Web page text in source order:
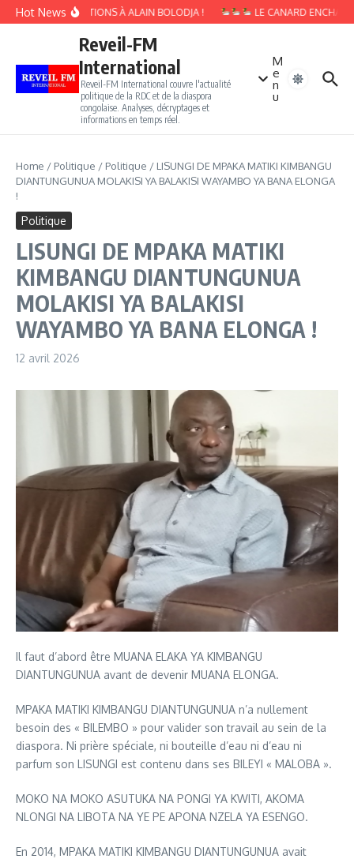
Aller au contenu
Hot News10 QUESTIONS À ALAIN BOLODJA ! LE CANARD ENCHAINÉ :
Reveil-FM
International
Reveil-FM International couvre l'actualité
politique de la RDC et de la diaspora
congolaise. Analyses, décryptages et
informations en temps réel.
M
e
n
u
Home / Politique / Politique / LISUNGI DE MPAKA MATIKI KIMBANGU
DIANTUNGUNUA MOLAKISI YA BALAKISI WAYAMBO YA BANA ELONGA
!
Politique
LISUNGI DE MPAKA MATIKI
KIMBANGU DIANTUNGUNUA
MOLAKISI YA BALAKISI
WAYAMBO YA BANA ELONGA !
12 avril 2026
Il faut d’abord être MUANA ELAKA YA KIMBANGU
DIANTUNGUNUA avant de devenir MUANA ELONGA.
MPAKA MATIKI KIMBANGU DIANTUNGUNUA n’a nullement
besoin des « BILEMBO » pour valider son travail au sein de la
diaspora. Ni prière spéciale, ni bouteille d’eau ni d’eau ni
parfum son LISUNGI est contenu dans ses BILEYI « MALOBA ».
MOKO NA MOKO ASUTUKA NA PONGI YA KWITI, AKOMA
NLONGI NA LIBOTA NA YE PE APONA NZELA YA ESENGO.
En 2014, MPAKA MATIKI KIMBANGU DIANTUNGUNUA avait